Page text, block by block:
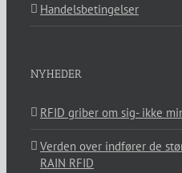
Handelsbetingelser
NYHEDER
RFID griber om sig- ikke
Verden over indfører de
RAIN RFID